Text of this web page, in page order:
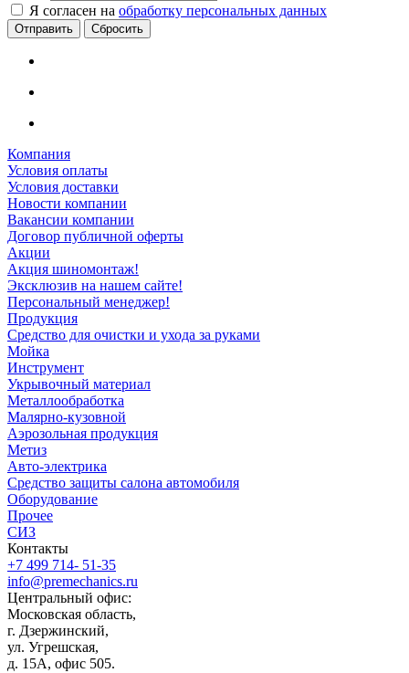
Я согласен на обработку персональных данных
Сбросить
Компания
Условия оплаты
Условия доставки
Новости компании
Вакансии компании
Договор публичной оферты
Акции
Акция шиномонтаж!
Эксклюзив на нашем сайте!
Персональный менеджер!
Продукция
Средство для очистки и ухода за руками
Мойка
Инструмент
Укрывочный материал
Металлообработка
Малярно-кузовной
Аэрозольная продукция
Метиз
Авто-электрика
Средство защиты салона автомобиля
Оборудование
Прочее
СИЗ
Контакты
+7 499 714- 51-35
info@premechanics.ru
Центральный офис:
Московская область,
г. Дзержинский,
ул. Угрешская,
д. 15А, офис 505.